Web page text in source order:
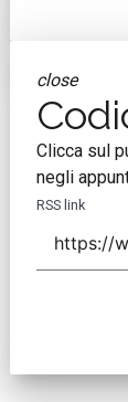
close
Clicca sul
negli
RSS link